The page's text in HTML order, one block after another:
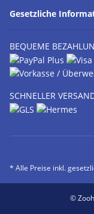
Gesetzliche
BEQUEME
SCHNELLER
* Alle Preise inkl.
©